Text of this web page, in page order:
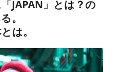
JAPAN」とは？の
。
は。